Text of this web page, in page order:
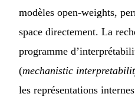
modèles open-weights,
space directement. La
programme
(mechanistic
les représentations